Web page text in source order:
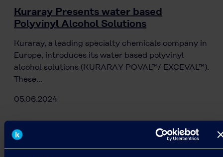
Kuraray Presents water based
Polyvinyl Alcohol Solutions
Kuraray, a leading specialty chemicals company in
Europe, introduces its water based polyvinyl
alcohol solutions (KURARAY POVAL™/ EXCEVAL™).
These…
05.06.2024